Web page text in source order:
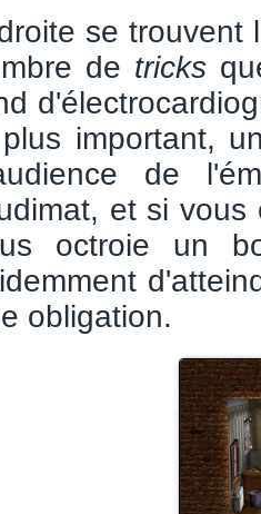
se trouvent
de tricks
important,
de
et si vous
octroie un
obligation.